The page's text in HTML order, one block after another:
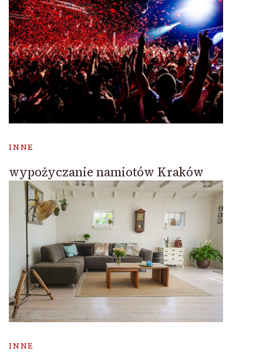
INNE
wypożyczanie namiotów Kraków
INNE